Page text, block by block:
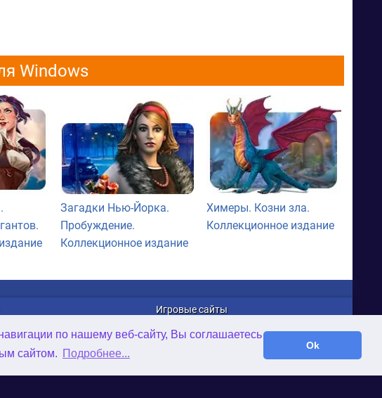
по нашему веб-сайту, Вы соглашаетесь
сайтом. Подробнее...
Ok
Windows
Загадки Нью-Йорка.
Пробуждение.
Коллекционное издание
Химеры. Козни зла.
Коллекционное издание
Игровые сайты
WellGames.com
Twisted-Worlds.com